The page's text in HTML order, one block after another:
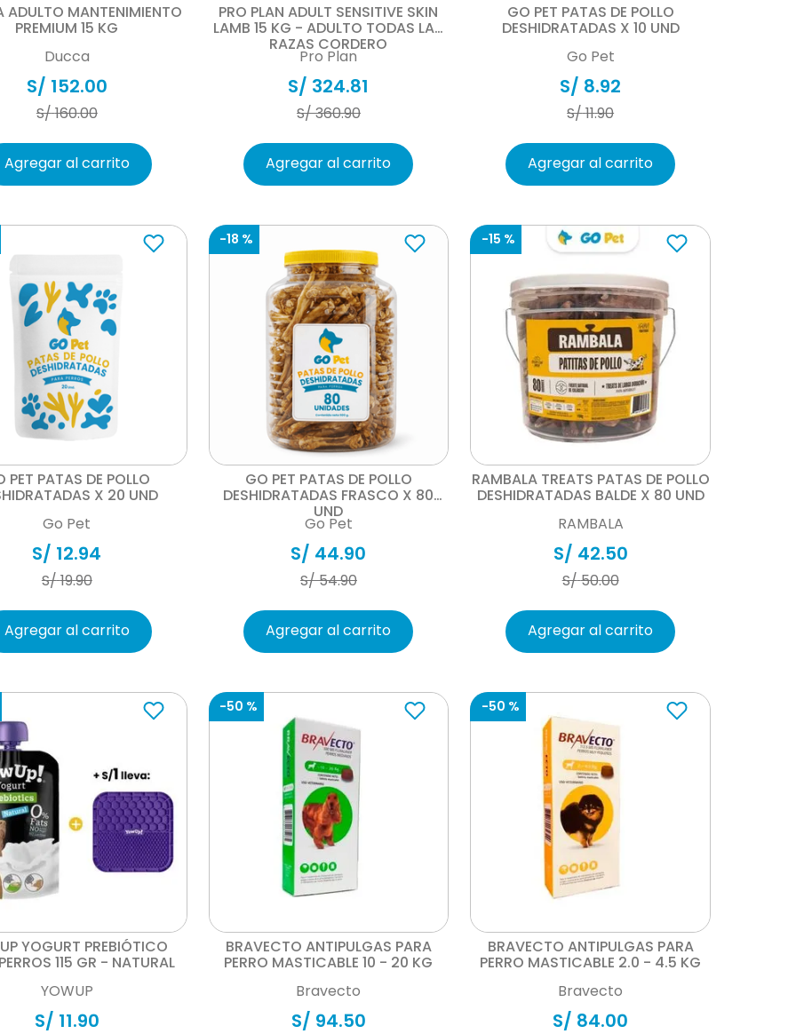
ADULTO MANTENIMIENTO
PREMIUM 15 KG
Ducca
S/ 152.00
S/160.00
Agregar al carrito
PRO PLAN ADULT SENSITIVE SKIN
LAMB 15 KG - ADULTO TODAS LAS
RAZAS CORDERO
Pro Plan
S/ 324.81
S/360.90
Agregar al carrito
GO PET PATAS DE POLLO
DESHIDRATADAS X 10 UND
Go Pet
S/ 8.92
S/11.90
Agregar al carrito
Vista rápida
PET PATAS DE POLLO
X 20 UND
Go Pet
S/ 12.94
S/19.90
Agregar al carrito
-18 %
Vista rápida
GO PET PATAS DE POLLO
DESHIDRATADAS FRASCO X 80
UND
Go Pet
S/ 44.90
S/54.90
Agregar al carrito
-15 %
Vista rápida
RAMBALA TREATS PATAS DE POLLO
DESHIDRATADAS BALDE X 80 UND
RAMBALA
S/ 42.50
S/50.00
Agregar al carrito
YOGURT PREBIÓTICO
115 GR - NATURAL
YOWUP
S/ 11.90
-50 %
BRAVECTO ANTIPULGAS PARA
PERRO MASTICABLE 10 - 20 KG
Bravecto
S/ 94.50
-50 %
BRAVECTO ANTIPULGAS PARA
PERRO MASTICABLE 2.0 - 4.5 KG
Bravecto
S/ 84.00